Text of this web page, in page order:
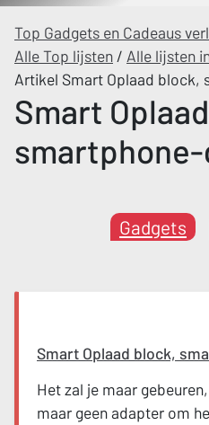
Top Gadgets en Cadeaus
Alle Top lijsten / Alle lijsten
Artikel Smart Oplaad block,
Smart
Gadgets
Smart Oplaad block,
Het zal je maar
maar geen adapter om